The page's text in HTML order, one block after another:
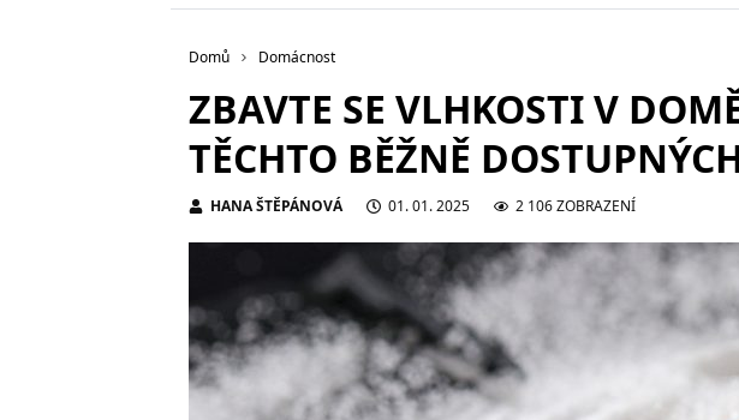
Domů Domácnost
ZBAVTE SE VLHKOSTI V
TĚCHTO BĚŽNĚ
HANA ŠTĚPÁNOVÁ 01. 01. 2025 2 106 ZOBRAZENÍ